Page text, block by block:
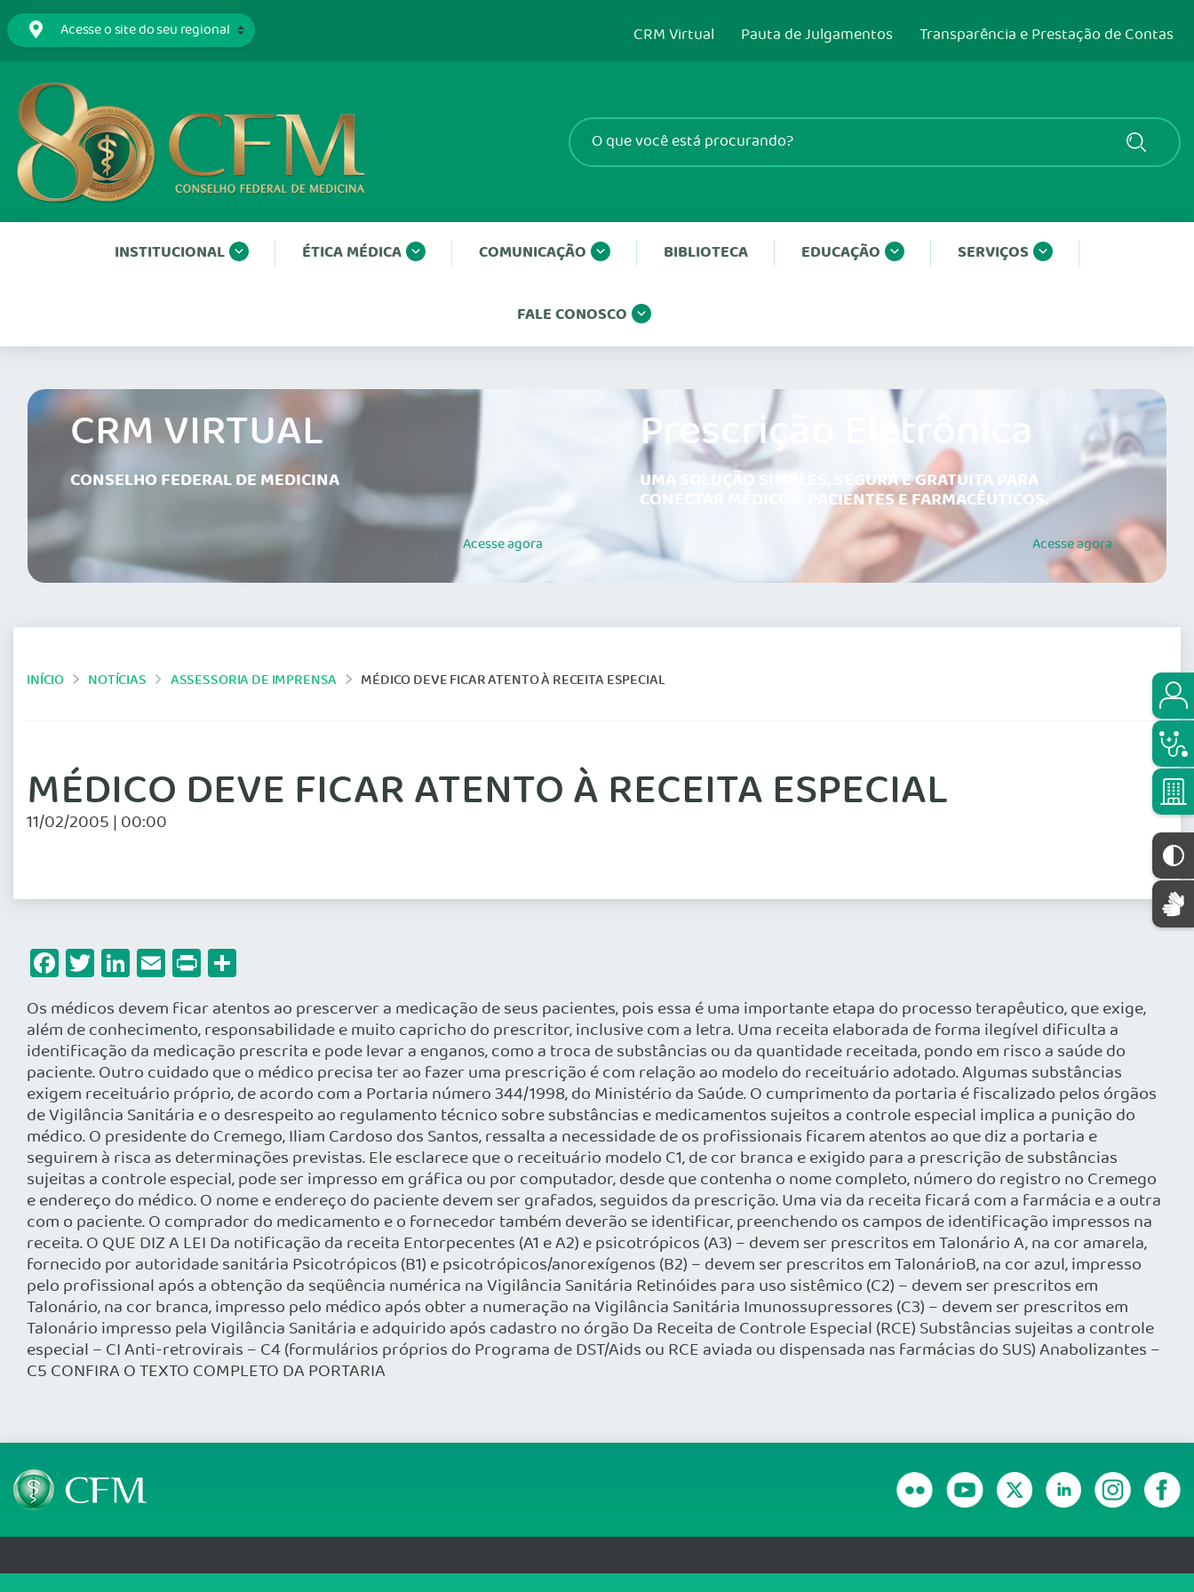
CRM Virtual Pauta de Julgamentos Transparência e Prestação de Contas
INSTITUCIONAL ÉTICA MÉDICA COMUNICAÇÃO BIBLIOTECA EDUCAÇÃO SERVIÇOS
FALE CONOSCO
CRM VIRTUAL
CONSELHO FEDERAL DE MEDICINA
Acesseagora
Prescrição Eletrônica
UMA SOLUÇÃO SIMPLES, SEGURA E GRATUITA PARA
CONECTAR MÉDICOS, PACIENTES E FARMACÊUTICOS.
Acesseagora
INÍCIO NOTÍCIAS ASSESSORIA DE IMPRENSA MÉDICO DEVE FICAR ATENTO À RECEITA ESPECIAL
MÉDICO DEVE FICAR ATENTO À RECEITA ESPECIAL
11/02/2005 | 00:00
Facebook
Twitter
LinkedIn
Email
Print
Os médicos devem ficar atentos ao prescerver a medicação de seus pacientes, pois essa é uma importante etapa do processo terapêutico, que exige,
além de conhecimento, responsabilidade e muito capricho do prescritor, inclusive com a letra. Uma receita elaborada de forma ilegível dificulta a
identificação da medicação prescrita e pode levar a enganos, como a troca de substâncias ou da quantidade receitada, pondo em risco a saúde do
paciente. Outro cuidado que o médico precisa ter ao fazer uma prescrição é com relação ao modelo do receituário adotado. Algumas substâncias
exigem receituário próprio, de acordo com a Portaria número 344/1998, do Ministério da Saúde. O cumprimento da portaria é fiscalizado pelos órgãos
de Vigilância Sanitária e o desrespeito ao regulamento técnico sobre substâncias e medicamentos sujeitos a controle especial implica a punição do
médico. O presidente do Cremego, Iliam Cardoso dos Santos, ressalta a necessidade de os profissionais ficarem atentos ao que diz a portaria e
seguirem à risca as determinações previstas. Ele esclarece que o receituário modelo C1, de cor branca e exigido para a prescrição de substâncias
sujeitas a controle especial, pode ser impresso em gráfica ou por computador, desde que contenha o nome completo, número do registro no Cremego
e endereço do médico. O nome e endereço do paciente devem ser grafados, seguidos da prescrição. Uma via da receita ficará com a farmácia e a outra
com o paciente. O comprador do medicamento e o fornecedor também deverão se identificar, preenchendo os campos de identificação impressos na
receita. O QUE DIZ A LEI Da notificação da receita Entorpecentes (A1 e A2) e psicotrópicos (A3) – devem ser prescritos em Talonário A, na cor amarela,
fornecido por autoridade sanitária Psicotrópicos (B1) e psicotrópicos/anorexígenos (B2) – devem ser prescritos em TalonárioB, na cor azul, impresso
pelo profissional após a obtenção da seqüência numérica na Vigilância Sanitária Retinóides para uso sistêmico (C2) – devem ser prescritos em
Talonário, na cor branca, impresso pelo médico após obter a numeração na Vigilância Sanitária Imunossupressores (C3) – devem ser prescritos em
Talonário impresso pela Vigilância Sanitária e adquirido após cadastro no órgão Da Receita de Controle Especial (RCE) Substâncias sujeitas a controle
especial – CI Anti-retrovirais – C4 (formulários próprios do Programa de DST/Aids ou RCE aviada ou dispensada nas farmácias do SUS) Anabolizantes –
C5 CONFIRA O TEXTO COMPLETO DA PORTARIA